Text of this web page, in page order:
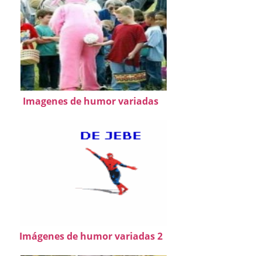
Imagenes de humor variadas
Imágenes de humor variadas 2